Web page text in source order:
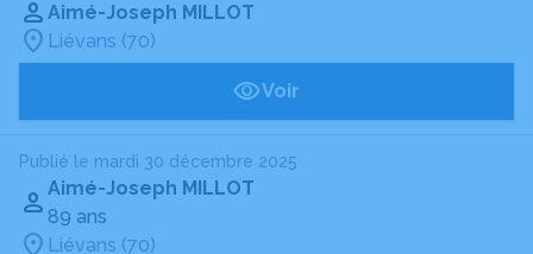
Aimé-Joseph MILLOT
Liévans (70)
Voir
Publié le mardi 30 décembre 2025
Aimé-Joseph MILLOT
89 ans
Liévans (70)